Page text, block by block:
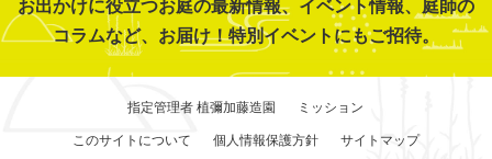
コラムなど、お届け！特別イベントにもご招待。
指定管理者 植彌加藤造園
ミッション
このサイトについて
個人情報保護方針
サイトマップ